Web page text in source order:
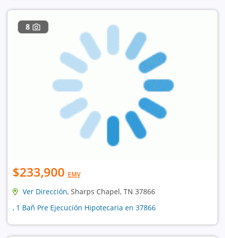
8
$233,900 EMV
Ver Dirección, Sharps Chapel, TN 37866
, 1 Bañ Pre Ejecución Hipotecaria en 37866